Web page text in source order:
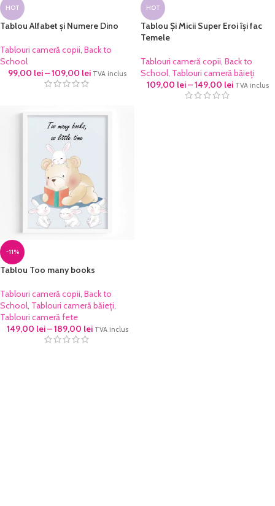
HOT
Tablou Alfabet și Numere Dino
Tablouri cameră copii, Back to
School
99,00 lei–109,00 lei TVA inclus
HOT
Tablou Și Micii Super Eroi își fac
Temele
Tablouri cameră copii, Back to
School, Tablouri cameră băieți
109,00 lei–149,00 lei TVA inclus
-11%
Tablou Too many books
Tablouri cameră copii, Back to
School, Tablouri cameră băieți,
Tablouri cameră fete
149,00 lei–189,00 lei TVA inclus